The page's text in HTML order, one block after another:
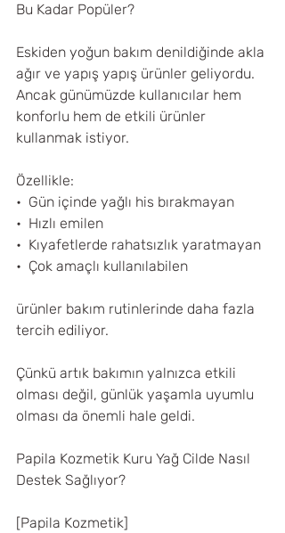
Bu Kadar Popüler?
Eskiden yoğun bakım denildiğinde akla
ağır ve yapış yapış ürünler geliyordu.
Ancak günümüzde kullanıcılar hem
konforlu hem de etkili ürünler
kullanmak istiyor.
Özellikle:
•⁠  ⁠Gün içinde yağlı his bırakmayan
•⁠  ⁠Hızlı emilen
•⁠  ⁠Kıyafetlerde rahatsızlık yaratmayan
•⁠  ⁠Çok amaçlı kullanılabilen
ürünler bakım rutinlerinde daha fazla
tercih ediliyor.
Çünkü artık bakımın yalnızca etkili
olması değil, günlük yaşamla uyumlu
olması da önemli hale geldi.
Papila Kozmetik Kuru Yağ Cilde Nasıl
Destek Sağlıyor?
[Papila Kozmetik]